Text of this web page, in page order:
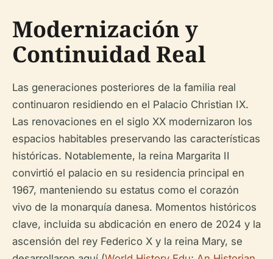
Modernización y
Continuidad Real
Las generaciones posteriores de la familia real
continuaron residiendo en el Palacio Christian IX.
Las renovaciones en el siglo XX modernizaron los
espacios habitables preservando las características
históricas. Notablemente, la reina Margarita II
convirtió el palacio en su residencia principal en
1967, manteniendo su estatus como el corazón
vivo de la monarquía danesa. Momentos históricos
clave, incluida su abdicación en enero de 2024 y la
ascensión del rey Federico X y la reina Mary, se